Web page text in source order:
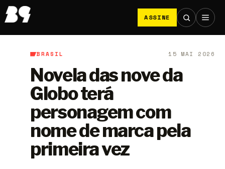
ASSINE
B9/Brasil
BRASIL 15 MAI 2026
Novela das nove da
Globo terá
personagem com
nome de marca pela
primeira vez